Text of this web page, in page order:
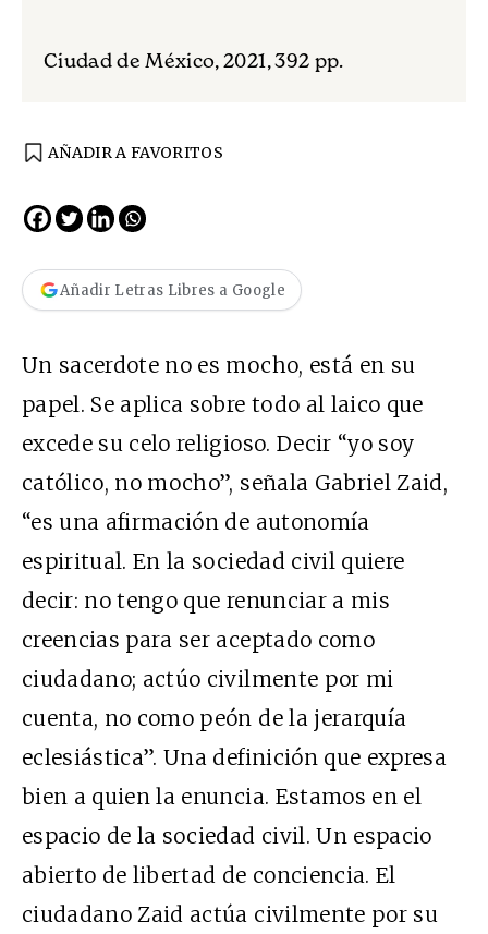
Ciudad de México, 2021, 392 pp.
AÑADIR A FAVORITOS
Añadir Letras Libres a Google
Un sacerdote no es mocho, está en su
papel. Se aplica sobre todo al laico que
excede su celo religioso. Decir “yo soy
católico, no mocho”, señala Gabriel Zaid,
“es una afirmación de autonomía
espiritual. En la sociedad civil quiere
decir: no tengo que renunciar a mis
creencias para ser aceptado como
ciudadano; actúo civilmente por mi
cuenta, no como peón de la jerarquía
eclesiástica”. Una definición que expresa
bien a quien la enuncia. Estamos en el
espacio de la sociedad civil. Un espacio
abierto de libertad de conciencia. El
ciudadano Zaid actúa civilmente por su